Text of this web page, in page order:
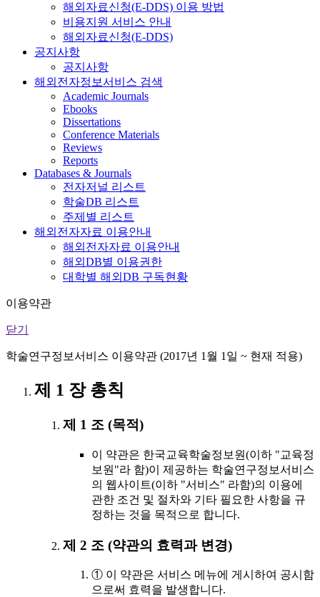
해외자료신청(E-DDS) 이용 방법
비용지원 서비스 안내
해외자료신청(E-DDS)
공지사항
공지사항
해외전자정보서비스 검색
Academic Journals
Ebooks
Dissertations
Conference Materials
Reviews
Reports
Databases & Journals
전자저널 리스트
학술DB 리스트
주제별 리스트
해외전자자료 이용안내
해외전자자료 이용안내
해외DB별 이용권한
대학별 해외DB 구독현황
이용약관
닫기
학술연구정보서비스 이용약관 (2017년 1월 1일 ~ 현재 적용)
제 1 장 총칙
제 1 조 (목적)
이 약관은 한국교육학술정보원(이하 "교육정
보원"라 함)이 제공하는 학술연구정보서비스
의 웹사이트(이하 "서비스" 라함)의 이용에
관한 조건 및 절차와 기타 필요한 사항을 규
정하는 것을 목적으로 합니다.
제 2 조 (약관의 효력과 변경)
① 이 약관은 서비스 메뉴에 게시하여 공시함
으로써 효력을 발생합니다.